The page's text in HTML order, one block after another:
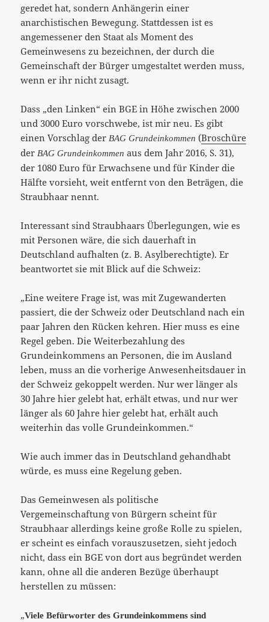
geredet hat, sondern Anhängerin einer
anarchistischen Bewegung. Stattdessen ist es
angemessener den Staat als Moment des
Gemeinwesens zu bezeichnen, der durch die
Gemeinschaft der Bürger umgestaltet werden muss,
wenn er ihr nicht zusagt.
Dass „den Linken“ ein BGE in Höhe zwischen 2000
und 3000 Euro vorschwebe, ist mir neu. Es gibt
einen Vorschlag der BAG Grundeinkommen (Broschüre
der BAG Grundeinkommen aus dem Jahr 2016, S. 31),
der 1080 Euro für Erwachsene und für Kinder die
Hälfte vorsieht, weit entfernt von den Beträgen, die
Straubhaar nennt.
Interessant sind Straubhaars Überlegungen, wie es
mit Personen wäre, die sich dauerhaft in
Deutschland aufhalten (z. B. Asylberechtigte). Er
beantwortet sie mit Blick auf die Schweiz:
„Eine weitere Frage ist, was mit Zugewanderten
passiert, die der Schweiz oder Deutschland nach ein
paar Jahren den Rücken kehren. Hier muss es eine
Regel geben. Die Weiterbezahlung des
Grundeinkommens an Personen, die im Ausland
leben, muss an die vorherige Anwesenheitsdauer in
der Schweiz gekoppelt werden. Nur wer länger als
30 Jahre hier gelebt hat, erhält etwas, und nur wer
länger als 60 Jahre hier gelebt hat, erhält auch
weiterhin das volle Grundeinkommen.“
Wie auch immer das in Deutschland gehandhabt
würde, es muss eine Regelung geben.
Das Gemeinwesen als politische
Vergemeinschaftung von Bürgern scheint für
Straubhaar allerdings keine große Rolle zu spielen,
er scheint es einfach vorauszusetzen, sieht jedoch
nicht, dass ein BGE von dort aus begründet werden
kann, ohne all die anderen Bezüge überhaupt
herstellen zu müssen:
„Viele Befürworter des Grundeinkommens sind